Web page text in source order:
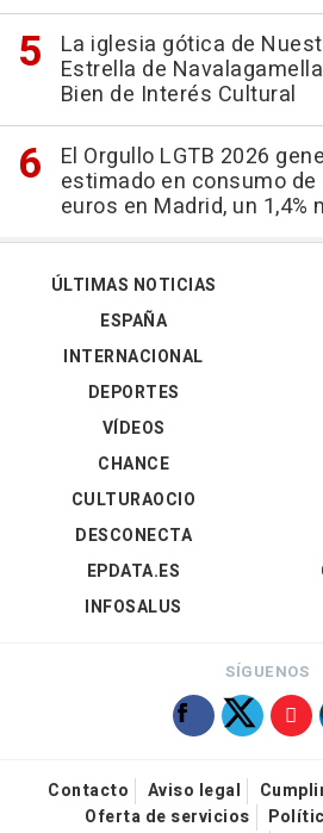
La iglesia gótica de
Estrella de
Bien de Interés Cultural
El Orgullo LGTB 2026
estimado en consumo
euros en Madrid, un 1,4%
ÚLTIMAS NOTICIAS
ESPAÑA
INTERNACIONAL
DEPORTES
VÍDEOS
CHANCE
CULTURAOCIO
DESCONECTA
EPDATA.ES
INFOSALUS
SÍGUENOS
Contacto Aviso legal
Oferta de servicios